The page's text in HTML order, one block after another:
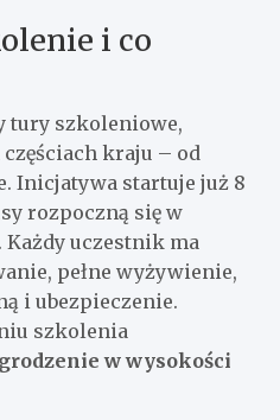
i co
tury szkoleniowe,
kraju – od
Inicjatywa startuje już 8
rozpoczną się w
uczestnik ma
pełne wyżywienie,
i ubezpieczenie.
szkolenia
w wysokości